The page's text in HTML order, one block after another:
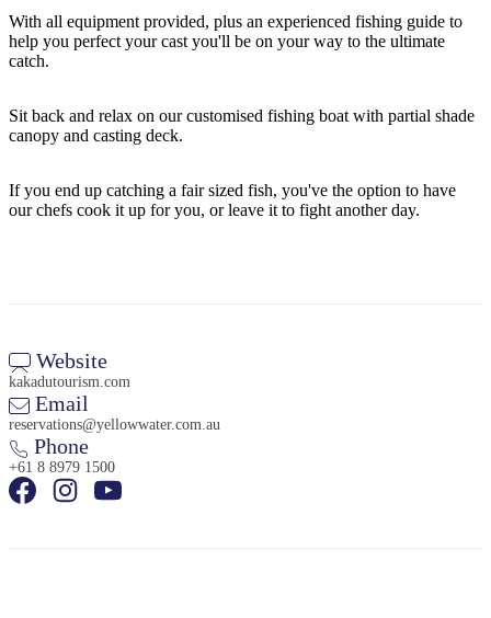
Sign
up
With all equipment provided, plus an experienced fishing guide to
help you perfect your cast you'll be on your way to the ultimate
catch.
Sit back and relax on our customised fishing boat with partial shade
canopy and casting deck.
If you end up catching a fair sized fish, you've the option to have
our chefs cook it up for you, or leave it to fight another day.
Website
kakadutourism.com
Email
reservations@yellowwater.com.au
Phone
+61 8 8979 1500